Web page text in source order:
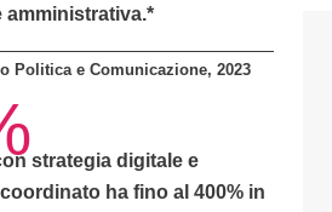
amministrativa.*
Politica e Comunicazione, 2023
strategia digitale e
ha fino al 400% in